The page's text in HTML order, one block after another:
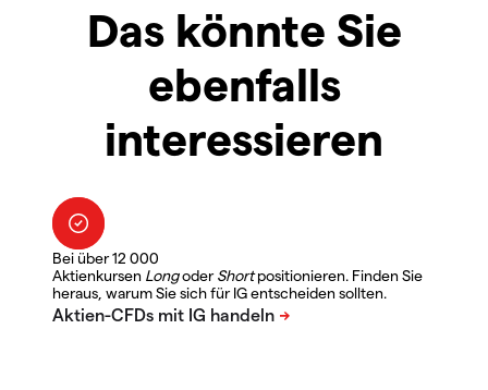
Das könnte Sie
ebenfalls
interessieren
Bei über 12 000
Aktienkursen LongoderShortpositionieren. Finden Sie
heraus, warum Sie sich für IG entscheiden sollten.